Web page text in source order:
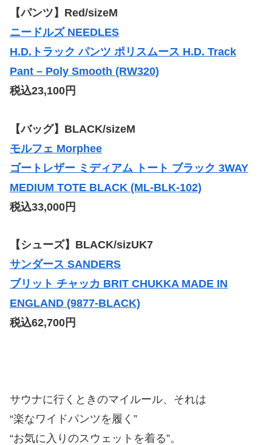
【パンツ】Red/sizeM
ニードルズ NEEDLES
H.D.トラック パンツ ポリスムース H.D. Track
Pant – Poly Smooth (RW320)
税込23,100円
【バッグ】BLACK/sizeM
モルフェ Morphee
ゴートレザー ミディアム トート ブラック 3WAY
MEDIUM TOTE BLACK (ML-BLK-102)
税込33,000円
【シューズ】BLACK/sizUK7
サンダース SANDERS
ブリット チャッカ BRIT CHUKKA MADE IN
ENGLAND (9877-BLACK)
税込62,700円
サウナに行くときのマイルール、それは
“楽なワイドパンツを履く”
“お気に入りのスウェットを着る”。